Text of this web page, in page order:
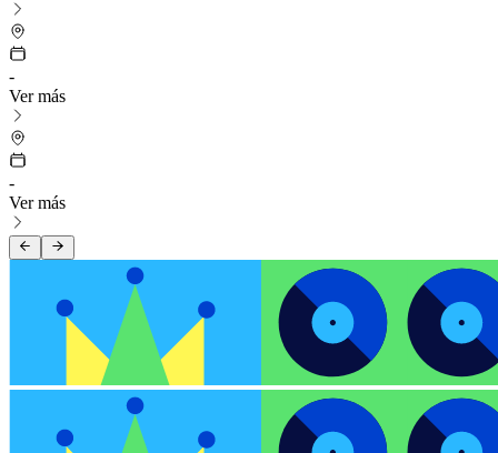
-
Ver más
-
Ver más